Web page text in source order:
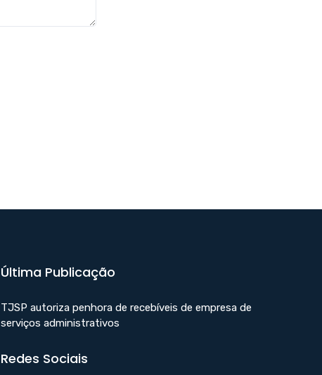
Última Publicação
TJSP autoriza penhora de recebíveis de empresa de
serviços administrativos
Redes Sociais